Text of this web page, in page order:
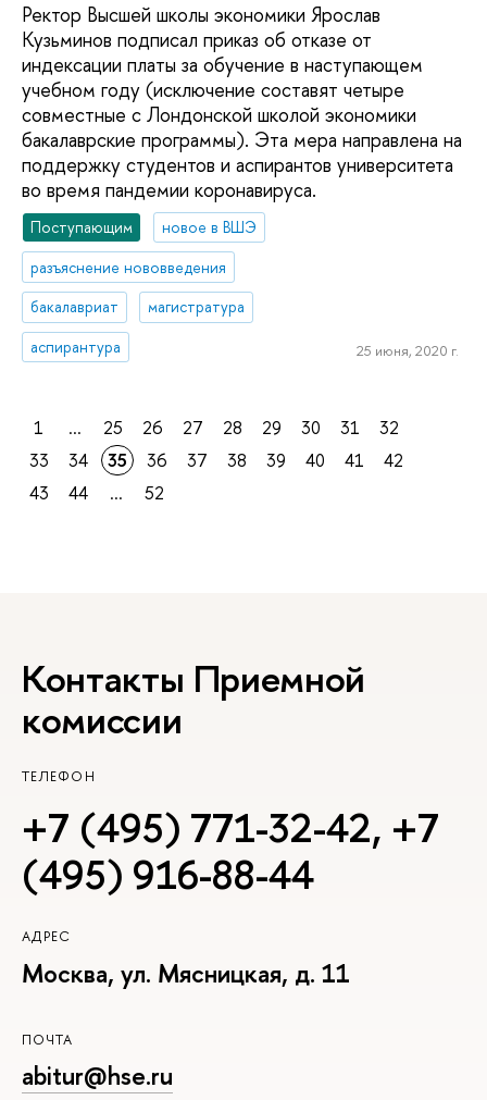
Ректор Высшей школы экономики Ярослав
Кузьминов подписал приказ об отказе от
индексации платы за обучение в наступающем
учебном году (исключение составят четыре
совместные с Лондонской школой экономики
бакалаврские программы). Эта мера направлена на
поддержку студентов и аспирантов университета
во время пандемии коронавируса.
Поступающим
новое в ВШЭ
разъяснение нововведения
бакалавриат
магистратура
аспирантура
25 июня, 2020 г.
1 ... 25 26 27 28 29 30 31
32
33
34 35 36 37 38 39 40 41
42
43
44 ... 52
Контакты Приемной
комиссии
ТЕЛЕФОН
+7 (495) 771-32-42, +7
(495) 916-88-44
АДРЕС
Москва, ул. Мясницкая, д. 11
ПОЧТА
abitur@hse.ru